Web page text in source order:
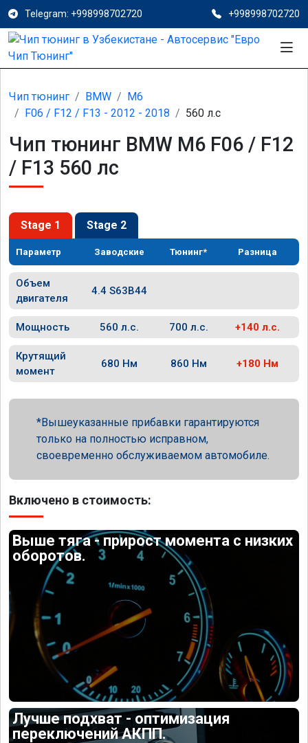
Telegram: +998998702720 +998998702720
Чип тюнинг BMW
M6
F06 / F12 / F13 - 2012 - 2018
560 л.с
Чип тюнинг BMW M6 F06 / F12
/ F13 560 лс
Stage 1 Stage 2
Параметр Заводские Тюнинг* Разница
Объем
двигателя
4.4 S63B44
Мощность 560 л.с. 700 л.с. +140 л.с.
Крутящий
момент
680 Нм 860 Нм +180 Нм
Вышеуказанные прибавки гарантируются
только на полностью исправном,
своевременно обслуживаемом автомобиле.
Включено в стоимость:
Выше тяга - прирост момента с низких
оборотов.
Лучше подхват - оптимизация
переключений АКПП.